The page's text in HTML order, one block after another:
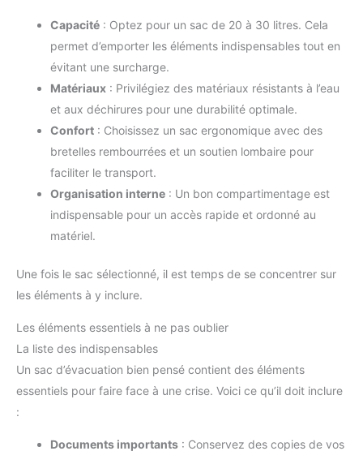
Capacité : Optez pour un sac de 20 à 30 litres. Cela
permet d’emporter les éléments indispensables tout en
évitant une surcharge.
Matériaux : Privilégiez des matériaux résistants à l’eau
et aux déchirures pour une durabilité optimale.
Confort : Choisissez un sac ergonomique avec des
bretelles rembourrées et un soutien lombaire pour
faciliter le transport.
Organisation interne : Un bon compartimentage est
indispensable pour un accès rapide et ordonné au
matériel.
Une fois le sac sélectionné, il est temps de se concentrer sur
les éléments à y inclure.
Les éléments essentiels à ne pas oublier
La liste des indispensables
Un sac d’évacuation bien pensé contient des éléments
essentiels pour faire face à une crise. Voici ce qu’il doit inclure
:
Documents importants : Conservez des copies de vos